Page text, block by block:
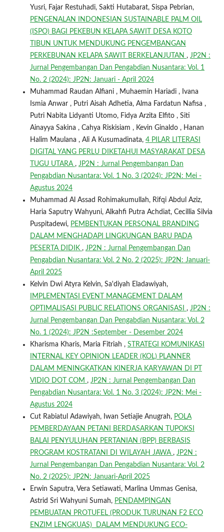
Yusri, Fajar Restuhadi, Sakti Hutabarat, Sispa Pebrian,
PENGENALAN INDONESIAN SUSTAINABLE PALM OIL
(ISPO) BAGI PEKEBUN KELAPA SAWIT DESA KOTO
TIBUN UNTUK MENDUKUNG PENGEMBANGAN
PERKEBUNAN KELAPA SAWIT BERKELANJUTAN , JP2N :
Jurnal Pengembangan Dan Pengabdian Nusantara: Vol. 1
No. 2 (2024): JP2N: Januari - April 2024
Muhammad Raudan Alfiani , Muhaemin Hariadi , Ivana
Ismia Anwar , Putri Aisah Adhetia, Alma Fardatun Nafisa ,
Putri Nabita Lidyanti Utomo, Fidya Arzita Elfito , Siti
Ainayya Sakina , Cahya Riskisiam , Kevin Ginaldo , Hanan
Halim Maulana , Ali A Kusumadinata, 4 PILAR LITERASI
DIGITAL YANG PERLU DIKETAHUI MASYARAKAT DESA
TUGU UTARA , JP2N : Jurnal Pengembangan Dan
Pengabdian Nusantara: Vol. 1 No. 3 (2024): JP2N: Mei -
Agustus 2024
Muhammad Al Assad Rohimakumullah, Rifqi Abdul Aziz,
Haria Saputry Wahyuni, Alkahfi Putra Achdiat, Cecillia Silvia
Puspitadewi, PEMBENTUKAN PERSONAL BRANDING
DALAM MENGHADAPI LINGKUNGAN BARU PADA
PESERTA DIDIK , JP2N : Jurnal Pengembangan Dan
Pengabdian Nusantara: Vol. 2 No. 2 (2025): JP2N: Januari-
April 2025
Kelvin Dwi Atyra Kelvin, Sa'diyah Eladawiyah,
IMPLEMENTASI EVENT MANAGEMENT DALAM
OPTIMALISASI PUBLIC RELATIONS ORGANISASI , JP2N :
Jurnal Pengembangan Dan Pengabdian Nusantara: Vol. 2
No. 1 (2024): JP2N :September - Desember 2024
Kharisma Kharis, Maria Fitriah , STRATEGI KOMUNIKASI
INTERNAL KEY OPINION LEADER (KOL) PLANNER
DALAM MENINGKATKAN KINERJA KARYAWAN DI PT
VIDIO DOT COM , JP2N : Jurnal Pengembangan Dan
Pengabdian Nusantara: Vol. 1 No. 3 (2024): JP2N: Mei -
Agustus 2024
Cut Rabiatul Adawiyah, Iwan Setiajie Anugrah, POLA
PEMBERDAYAAN PETANI BERDASARKAN TUPOKSI
BALAI PENYULUHAN PERTANIAN (BPP) BERBASIS
PROGRAM KOSTRATANI DI WILAYAH JAWA , JP2N :
Jurnal Pengembangan Dan Pengabdian Nusantara: Vol. 2
No. 2 (2025): JP2N: Januari-April 2025
Erwin Saputra, Vera Setiawati, Marlina Ummas Genisa,
Astrid Sri Wahyuni Sumah, PENDAMPINGAN
PEMBUATAN PROTUFEL (PRODUK TURUNAN F2 ECO
ENZIM LENGKUAS) DALAM MENDUKUNG ECO-